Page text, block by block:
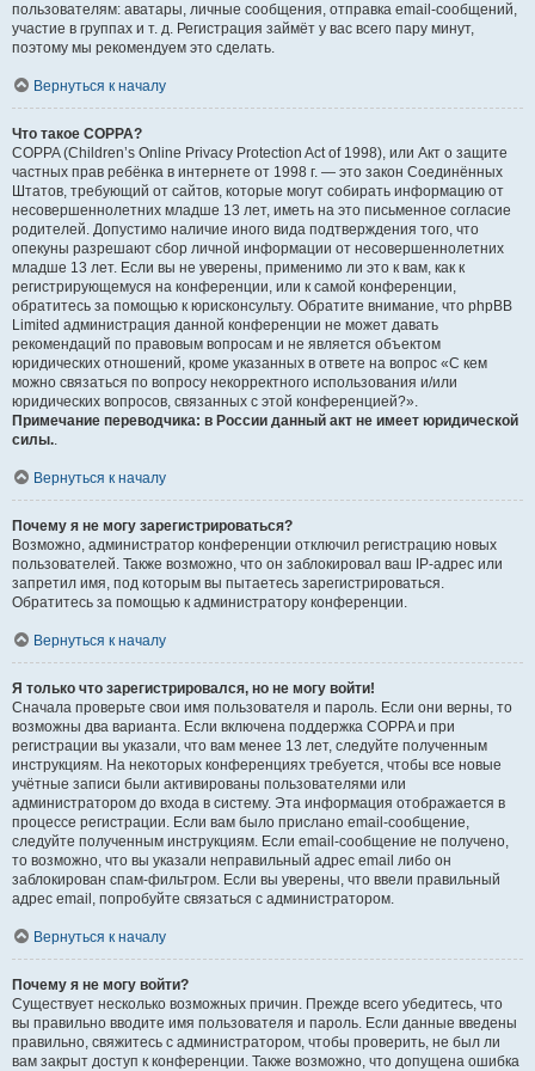
пользователям: аватары, личные сообщения, отправка email-сообщений,
участие в группах и т. д. Регистрация займёт у вас всего пару минут,
поэтому мы рекомендуем это сделать.
Вернуться к началу
Что такое COPPA?
COPPA (Children’s Online Privacy Protection Act of 1998), или Акт о защите
частных прав ребёнка в интернете от 1998 г. — это закон Соединённых
Штатов, требующий от сайтов, которые могут собирать информацию от
несовершеннолетних младше 13 лет, иметь на это письменное согласие
родителей. Допустимо наличие иного вида подтверждения того, что
опекуны разрешают сбор личной информации от несовершеннолетних
младше 13 лет. Если вы не уверены, применимо ли это к вам, как к
регистрирующемуся на конференции, или к самой конференции,
обратитесь за помощью к юрисконсульту. Обратите внимание, что phpBB
Limited администрация данной конференции не может давать
рекомендаций по правовым вопросам и не является объектом
юридических отношений, кроме указанных в ответе на вопрос «С кем
можно связаться по вопросу некорректного использования и/или
юридических вопросов, связанных с этой конференцией?».
Примечание переводчика: в России данный акт не имеет юридической
силы..
Вернуться к началу
Почему я не могу зарегистрироваться?
Возможно, администратор конференции отключил регистрацию новых
пользователей. Также возможно, что он заблокировал ваш IP-адрес или
запретил имя, под которым вы пытаетесь зарегистрироваться.
Обратитесь за помощью к администратору конференции.
Вернуться к началу
Я только что зарегистрировался, но не могу войти!
Сначала проверьте свои имя пользователя и пароль. Если они верны, то
возможны два варианта. Если включена поддержка COPPA и при
регистрации вы указали, что вам менее 13 лет, следуйте полученным
инструкциям. На некоторых конференциях требуется, чтобы все новые
учётные записи были активированы пользователями или
администратором до входа в систему. Эта информация отображается в
процессе регистрации. Если вам было прислано email-сообщение,
следуйте полученным инструкциям. Если email-сообщение не получено,
то возможно, что вы указали неправильный адрес email либо он
заблокирован спам-фильтром. Если вы уверены, что ввели правильный
адрес email, попробуйте связаться с администратором.
Вернуться к началу
Почему я не могу войти?
Существует несколько возможных причин. Прежде всего убедитесь, что
вы правильно вводите имя пользователя и пароль. Если данные введены
правильно, свяжитесь с администратором, чтобы проверить, не был ли
вам закрыт доступ к конференции. Также возможно, что допущена ошибка